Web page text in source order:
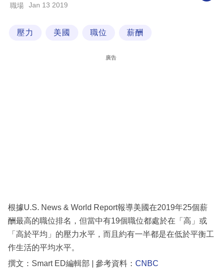
科
區
職場 Jan 13 2019
壓力 美國 職位 薪酬
廣告
根據U.S. News & World Report報導美國在2019年25個薪
酬最高的職位排名，但當中有19個職位都處於在「高」或
「高於平均」的壓力水平，而且約有一半都是在低於平衡工
作生活的平均水平。
撰文：Smart ED編輯部 | 參考資料： CNBC